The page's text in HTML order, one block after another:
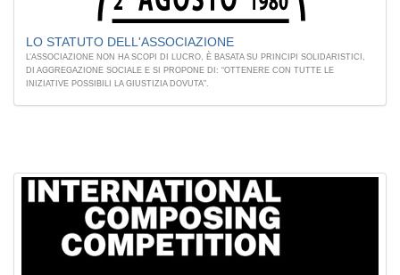
LO STATUTO DELL'ASSOCIAZIONE
L’ASSOCIAZIONE NON HA SCOPI DI LUCRO, È BASATA SU PRINCIPI SOLIDARISTICI,
DI AGGREGAZIONE SOCIALE E SI PROPONE DI: “OTTENERE CON TUTTE LE
INIZIATIVE POSSIBILI LA GIUSTIZIA DOVUTA”.